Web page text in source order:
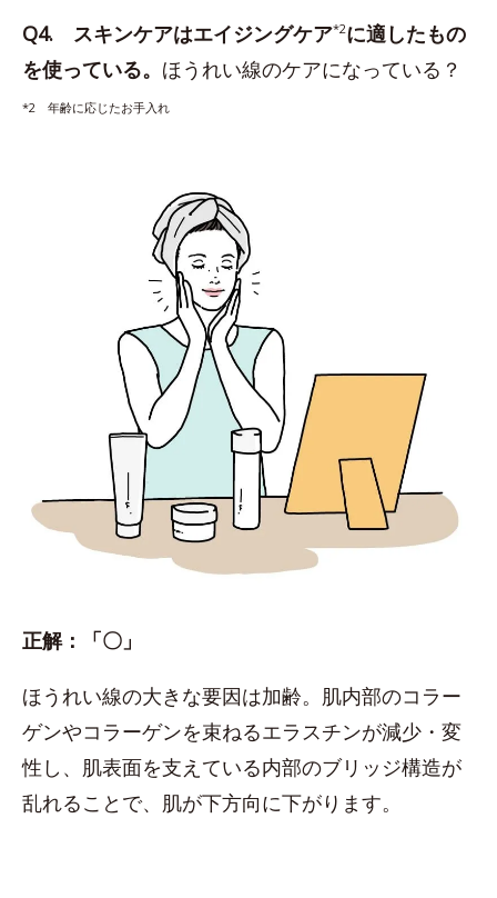
Q4. スキンケアはエイジングケア*2に適したもの
を使っている。 ほうれい線のケアになっている？
*2 年齢に応じたお手入れ
正解：「〇」
ほうれい線の大きな要因は加齢。肌内部のコラー
ゲンやコラーゲンを束ねるエラスチンが減少・変
性し、肌表面を支えている内部のブリッジ構造が
乱れることで、肌が下方向に下がります。